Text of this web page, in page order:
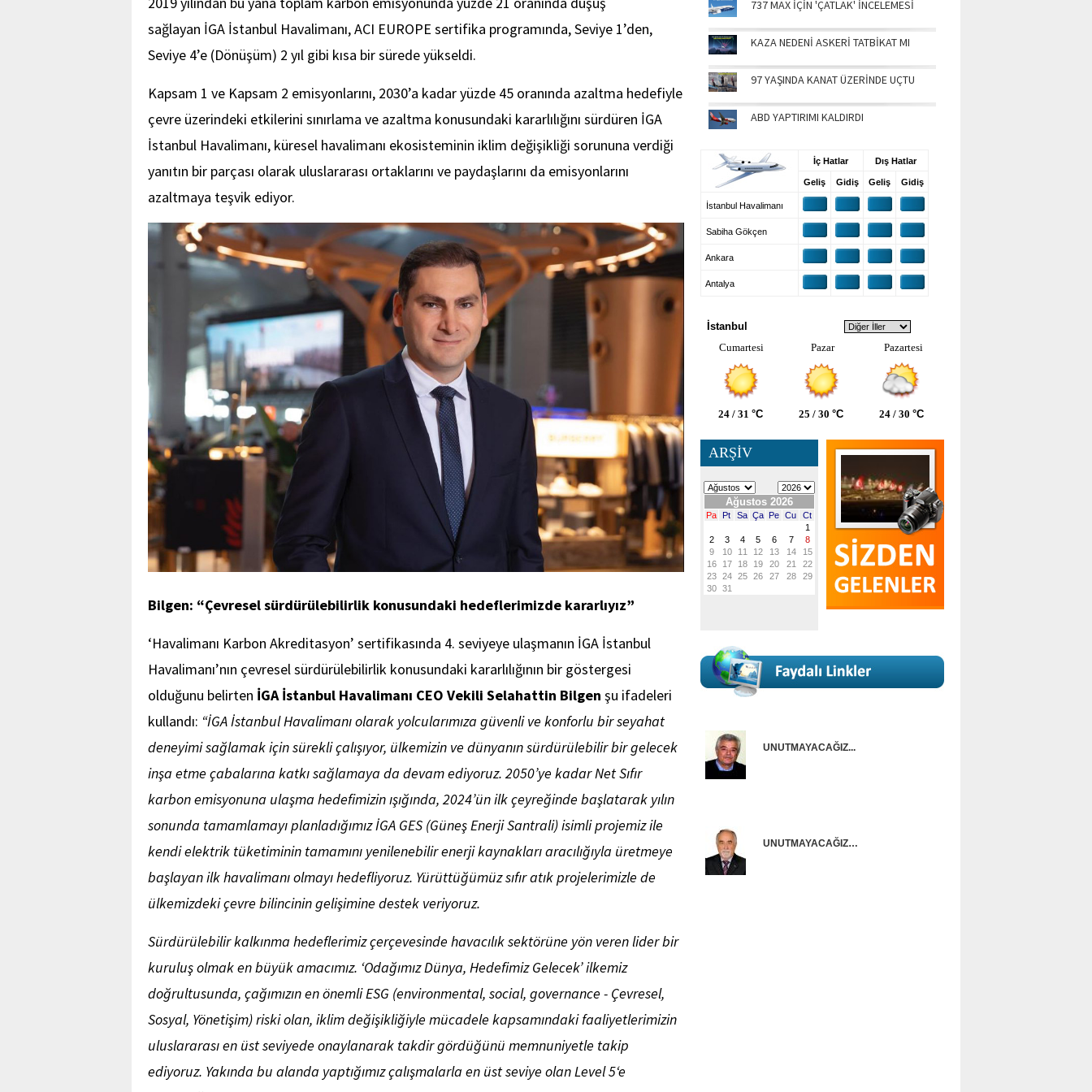
sağlayan İGA İstanbul Havalimanı, ACI EUROPE sertifika programında, Seviye 1’den,
Seviye 4’e (Dönüşüm) 2 yıl gibi kısa bir sürede yükseldi.
Kapsam 1 ve Kapsam 2 emisyonlarını, 2030’a kadar yüzde 45 oranında azaltma hedefiyle
çevre üzerindeki etkilerini sınırlama ve azaltma konusundaki kararlılığını sürdüren İGA
İstanbul Havalimanı, küresel havalimanı ekosisteminin iklim değişikliği sorununa verdiği
yanıtın bir parçası olarak uluslararası ortaklarını ve paydaşlarını da emisyonlarını
azaltmaya teşvik ediyor.
Bilgen: “Çevresel sürdürülebilirlik konusundaki hedeflerimizde kararlıyız”
‘Havalimanı Karbon Akreditasyon’ sertifikasında 4. seviyeye ulaşmanın İGA İstanbul
Havalimanı’nın çevresel sürdürülebilirlik konusundaki kararlılığının bir göstergesi
olduğunu belirten İGA İstanbul Havalimanı CEO Vekili Selahattin Bilgen şu ifadeleri
kullandı: “İGA İstanbul Havalimanı olarak yolcularımıza güvenli ve konforlu bir seyahat
deneyimi sağlamak için sürekli çalışıyor, ülkemizin ve dünyanın sürdürülebilir bir gelecek
inşa etme çabalarına katkı sağlamaya da devam ediyoruz. 2050’ye kadar Net Sıfır
karbon emisyonuna ulaşma hedefimizin ışığında, 2024’ün ilk çeyreğinde başlatarak yılın
sonunda tamamlamayı planladığımız İGA GES (Güneş Enerji Santrali) isimli projemiz ile
kendi elektrik tüketiminin tamamını yenilenebilir enerji kaynakları aracılığıyla üretmeye
başlayan ilk havalimanı olmayı hedefliyoruz. Yürüttüğümüz sıfır atık projelerimizle de
ülkemizdeki çevre bilincinin gelişimine destek veriyoruz.
Sürdürülebilir kalkınma hedeflerimiz çerçevesinde havacılık sektörüne yön veren lider bir
kuruluş olmak en büyük amacımız. ‘Odağımız Dünya, Hedefimiz Gelecek’ ilkemiz
doğrultusunda, çağımızın en önemli ESG (environmental, social, governance - Çevresel,
Sosyal, Yönetişim) riski olan, iklim değişikliğiyle mücadele kapsamındaki faaliyetlerimizin
uluslararası en üst seviyede onaylanarak takdir gördüğünü memnuniyetle takip
ediyoruz. Yakında bu alanda yaptığımız çalışmalarla en üst seviye olan Level 5‘e
737 MAX İÇİN 'ÇATLAK' İNCELEMESİ
KAZA NEDENİ ASKERİ TATBİKAT MI
97 YAŞINDA KANAT ÜZERİNDE UÇTU
ABD YAPTIRIMI KALDIRDI
İç Hatlar Dış Hatlar
Geliş Gidiş Geliş Gidiş
İstanbul Havalimanı
Sabiha Gökçen
Ankara
Antalya
İstanbul
Cumartesi
Pazar Pazartesi
24 / 31 °C 25 / 30 °C 24 / 30 °C
ARŞİV
UNUTMAYACAĞIZ...
UNUTMAYACAĞIZ…